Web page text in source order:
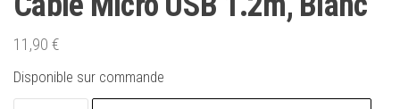
11,90 €
Disponible sur commande